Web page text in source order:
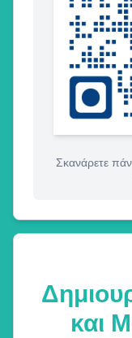
Σκανάρετε
και